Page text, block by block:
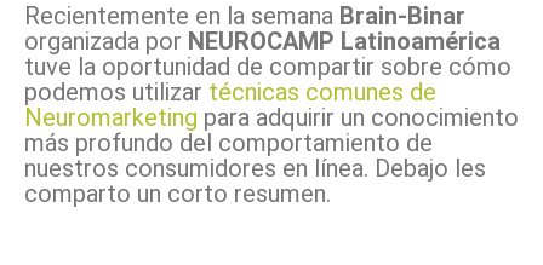
Recientemente en la semana Brain-Binar
organizada por NEUROCAMP Latinoamérica
tuve la oportunidad de compartir sobre cómo
podemos utilizar técnicas comunes de
Neuromarketing para adquirir un conocimiento
más profundo del comportamiento de
nuestros consumidores en línea. Debajo les
comparto un corto resumen.